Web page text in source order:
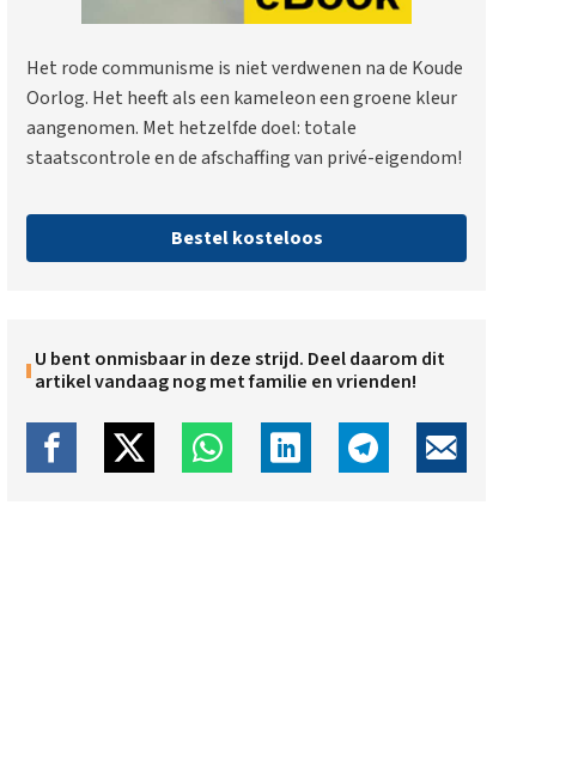
Het rode communisme is niet verdwenen na de Koude
Oorlog. Het heeft als een kameleon een groene kleur
aangenomen. Met hetzelfde doel: totale
staatscontrole en de afschaffing van privé-eigendom!
Bestel kosteloos
U bent onmisbaar in deze strijd. Deel daarom dit
artikel vandaag nog met familie en vrienden!